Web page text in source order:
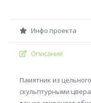
Инфо проекта
Описание
Памятник из
скульптурными